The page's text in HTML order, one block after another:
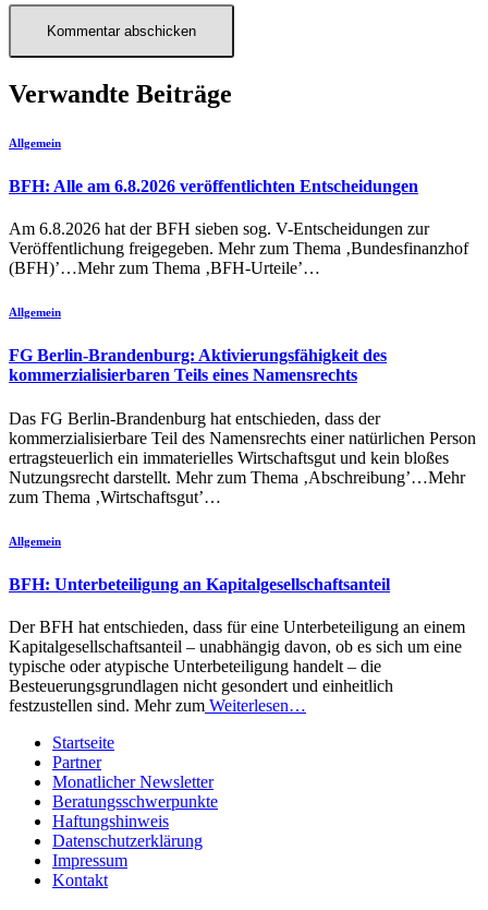
Verwandte Beiträge
Allgemein
BFH: Alle am 6.8.2026 veröffentlichten Entscheidungen
Am 6.8.2026 hat der BFH sieben sog. V-Entscheidungen zur
Veröffentlichung freigegeben. Mehr zum Thema ‚Bundesfinanzhof
(BFH)’…Mehr zum Thema ‚BFH-Urteile’…
Allgemein
FG Berlin-Brandenburg: Aktivierungsfähigkeit des
kommerzialisierbaren Teils eines Namensrechts
Das FG Berlin-Brandenburg hat entschieden, dass der
kommerzialisierbare Teil des Namensrechts einer natürlichen Person
ertragsteuerlich ein immaterielles Wirtschaftsgut und kein bloßes
Nutzungsrecht darstellt. Mehr zum Thema ‚Abschreibung’…Mehr
zum Thema ‚Wirtschaftsgut’…
Allgemein
BFH: Unterbeteiligung an Kapitalgesellschaftsanteil
Der BFH hat entschieden, dass für eine Unterbeteiligung an einem
Kapitalgesellschaftsanteil – unabhängig davon, ob es sich um eine
typische oder atypische Unterbeteiligung handelt – die
Besteuerungsgrundlagen nicht gesondert und einheitlich
festzustellen sind. Mehr zum Weiterlesen…
Startseite
Partner
Monatlicher Newsletter
Beratungsschwerpunkte
Haftungshinweis
Datenschutzerklärung
Impressum
Kontakt